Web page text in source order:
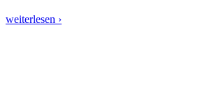
weiterlesen ›